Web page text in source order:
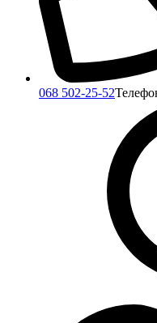
068 502-25-52